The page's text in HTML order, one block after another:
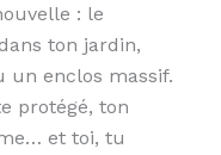
: le
ton jardin,
un enclos massif.
protégé, ton
et toi, tu